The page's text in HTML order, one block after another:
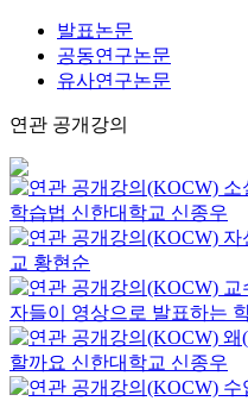
발표논문
공동연구논문
유사연구논문
연관 공개강의
소
학습법 신한대학교 신종우
자
교 황현순
교
자들이 영상으로 발표하는
왜
할까요 신한대학교 신종우
수